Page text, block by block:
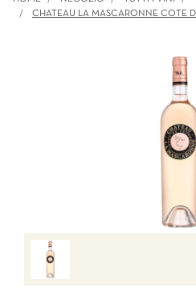
CHATEAU LA MASCARONNE COTE